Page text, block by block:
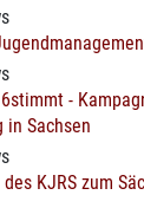
-
in Sachsen
KJRS zum